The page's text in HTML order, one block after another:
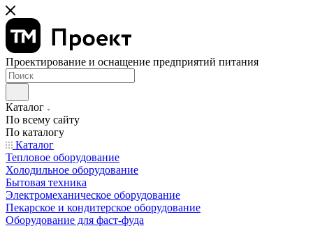
Проектирование и оснащение предприятий питания
Каталог
По всему сайту
По каталогу
Каталог
Тепловое оборудование
Холодильное оборудование
Бытовая техника
Электромеханическое оборудование
Пекарское и кондитерское оборудование
Оборудование для фаст-фуда